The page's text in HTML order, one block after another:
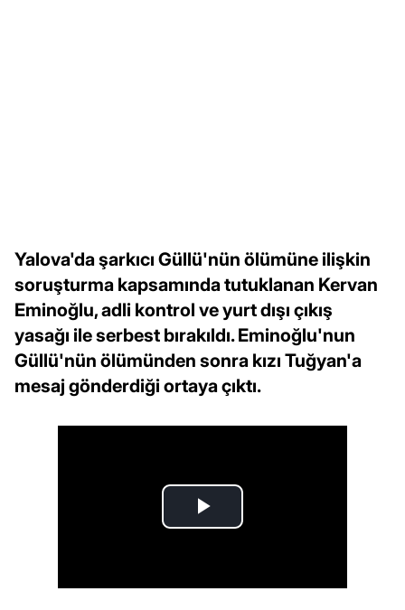
Yalova'da şarkıcı Güllü'nün ölümüne ilişkin
soruşturma kapsamında tutuklanan Kervan
Eminoğlu, adli kontrol ve yurt dışı çıkış
yasağı ile serbest bırakıldı. Eminoğlu'nun
Güllü'nün ölümünden sonra kızı Tuğyan'a
mesaj gönderdiği ortaya çıktı.